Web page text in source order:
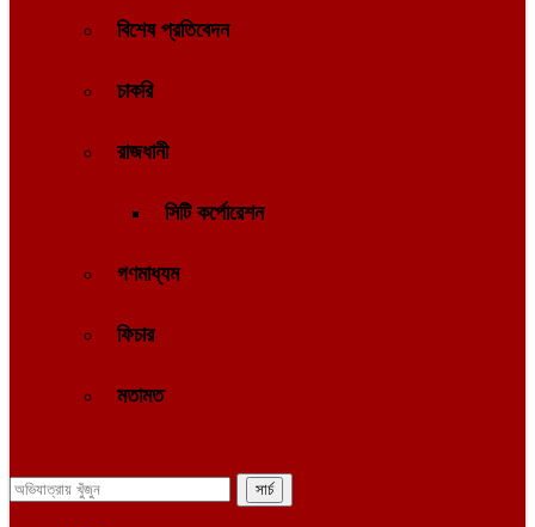
বিশেষ প্রতিবেদন
চাকরি
রাজধানী
সিটি কর্পোরেশন
গণমাধ্যম
ফিচার
মতামত